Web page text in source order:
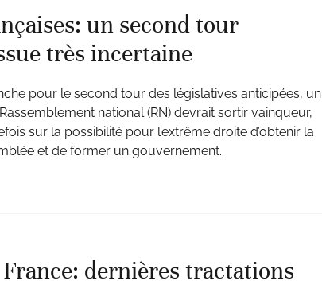
un second tour
très incertaine
pour le second tour des législatives anticipées, un
national (RN) devrait sortir vainqueur,
sur la possibilité pour l’extrême droite d’obtenir la
et de former un gouvernement.
dernières tractations